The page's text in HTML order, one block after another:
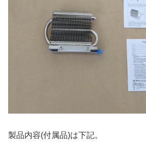
製品内容(付属品)は下記。